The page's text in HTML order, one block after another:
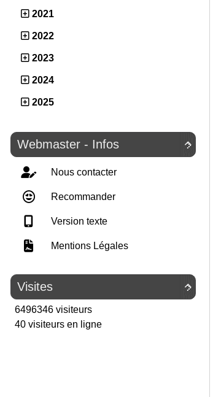
2021
2022
2023
2024
2025

Webmaster - Infos
Nous contacter
Recommander
Version texte
Mentions Légales

Visites
6496346 visiteurs
40 visiteurs en ligne